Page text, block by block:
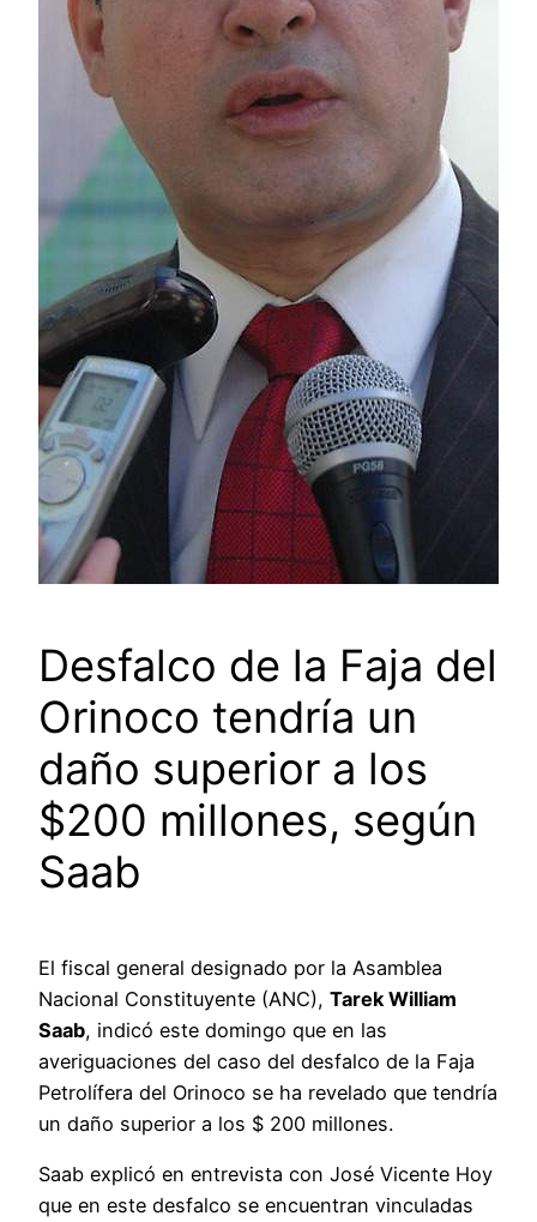
Desfalco de la Faja del
Orinoco tendría un
daño superior a los
$200 millones, según
Saab
El fiscal general designado por la Asamblea
Nacional Constituyente (ANC), Tarek William
Saab, indicó este domingo que en las
averiguaciones del caso del desfalco de la Faja
Petrolífera del Orinoco se ha revelado que tendría
un daño superior a los $ 200 millones.
Saab explicó en entrevista con José Vicente Hoy
que en este desfalco se encuentran vinculadas